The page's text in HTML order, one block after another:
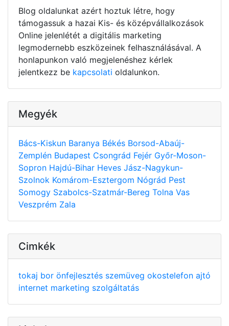
Blog oldalunkat azért hoztuk létre, hogy
támogassuk a hazai Kis- és középvállalkozások
Online jelenlétét a digitális marketing
legmodernebb eszközeinek felhasználásával. A
honlapunkon való megjelenéshez kérlek
jelentkezz be kapcsolati oldalunkon.
Megyék
Bács-Kiskun Baranya Békés Borsod-Abaúj-
Zemplén Budapest Csongrád Fejér Győr-Moson-
Sopron Hajdú-Bihar Heves Jász-Nagykun-
Szolnok Komárom-Esztergom Nógrád Pest
Somogy Szabolcs-Szatmár-Bereg Tolna Vas
Veszprém Zala
Cimkék
tokaj bor önfejlesztés szemüveg okostelefon ajtó
internet marketing szolgáltatás